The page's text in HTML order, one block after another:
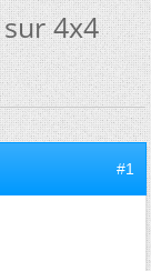
4x4
#1